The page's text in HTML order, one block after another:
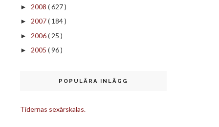
► 2008 ( 627 )
► 2007( 184 )
► 2006( 25 )
► 2005 ( 96 )
POPULÄRA INLÄGG
Tidernas sexårskalas.